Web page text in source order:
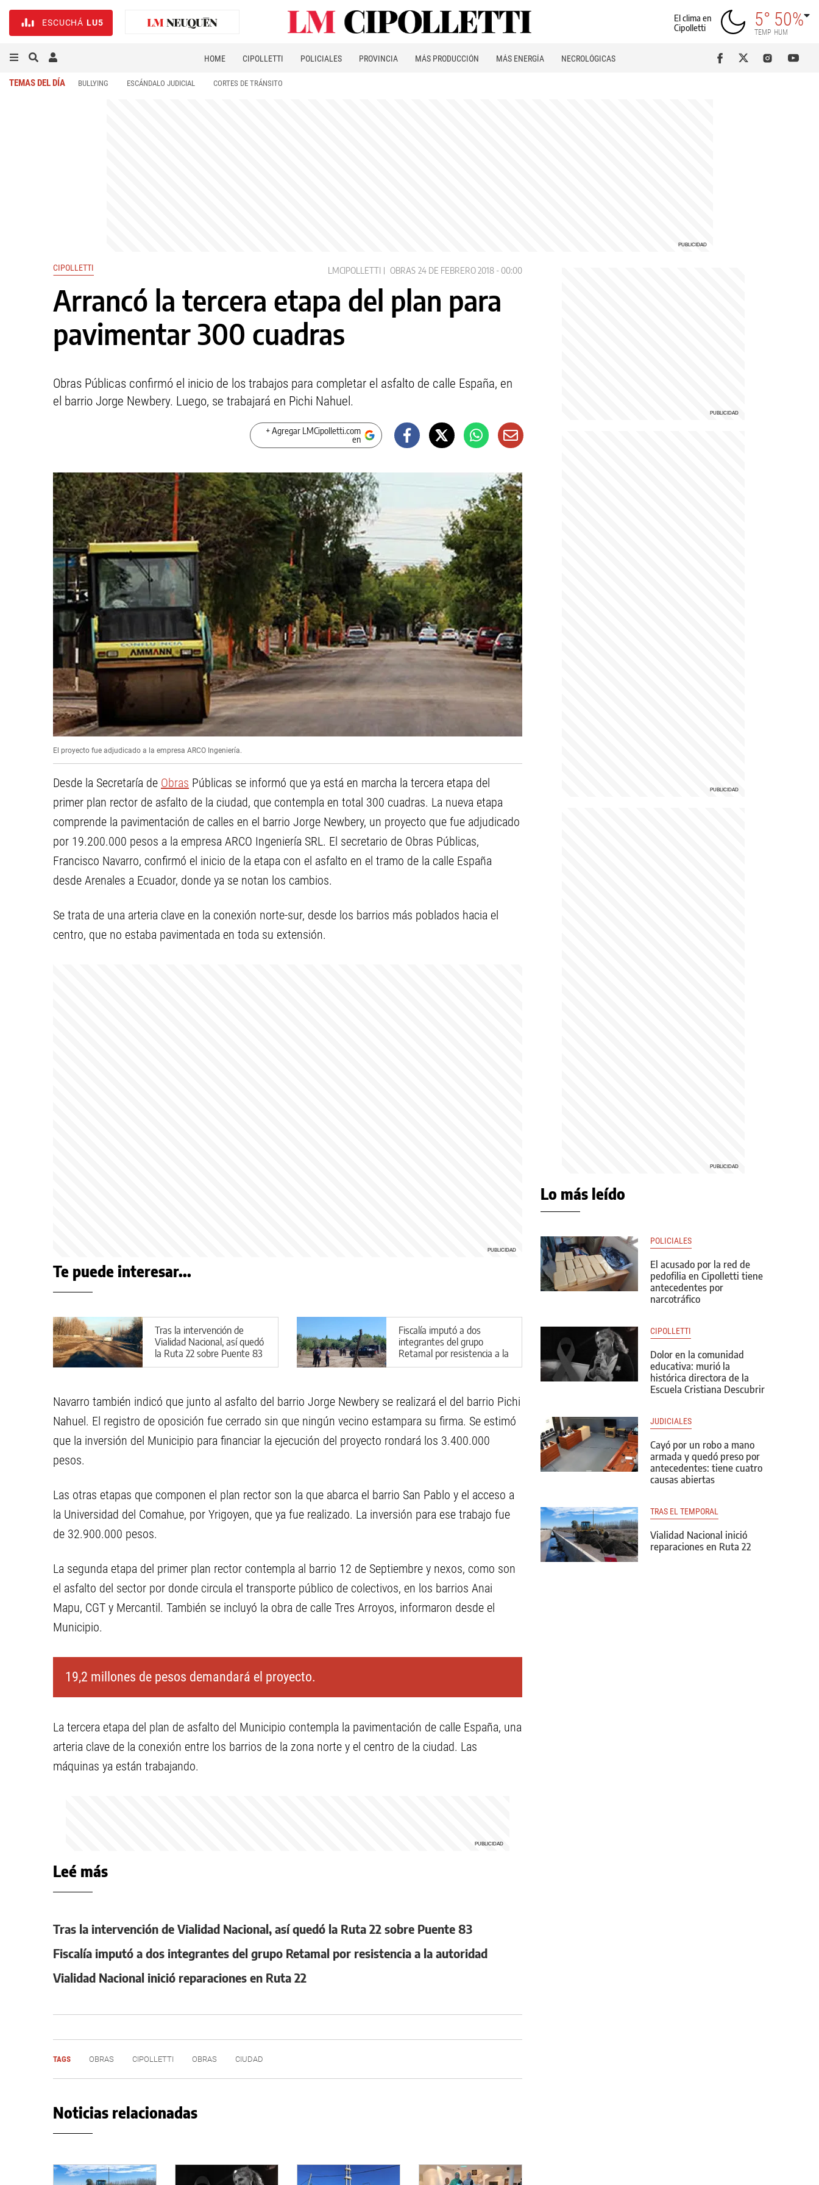
ESCUCHÁ LU5
El clima en
Cipolletti
5°
TEMP
50%
HUM
HOME CIPOLLETTI POLICIALES PROVINCIA MÁS PRODUCCIÓN MÁS ENERGÍA NECROLÓGICAS
TEMAS DEL DÍA BULLYING ESCÁNDALO JUDICIAL CORTES DE TRÁNSITO
CIPOLLETTI LMCIPOLLETTI OBRAS 24 DE FEBRERO 2018 - 00:00
Arrancó la tercera etapa del plan para
pavimentar 300 cuadras
Obras Públicas confirmó el inicio de los trabajos para completar el asfalto de calle España, en
el barrio Jorge Newbery. Luego, se trabajará en Pichi Nahuel.
+ Agregar LMCipolletti.com
en
El proyecto fue adjudicado a la empresa ARCO Ingeniería.
Desde la Secretaría de Obras Públicas se informó que ya está en marcha la tercera etapa del
primer plan rector de asfalto de la ciudad, que contempla en total 300 cuadras. La nueva etapa
comprende la pavimentación de calles en el barrio Jorge Newbery, un proyecto que fue adjudicado
por 19.200.000 pesos a la empresa ARCO Ingeniería SRL. El secretario de Obras Públicas,
Francisco Navarro, confirmó el inicio de la etapa con el asfalto en el tramo de la calle España
desde Arenales a Ecuador, donde ya se notan los cambios.
Se trata de una arteria clave en la conexión norte-sur, desde los barrios más poblados hacia el
centro, que no estaba pavimentada en toda su extensión.
Te puede interesar...
Tras la intervención de
Vialidad Nacional, así quedó
la Ruta 22 sobre Puente 83
Fiscalía imputó a dos
integrantes del grupo
Retamal por resistencia a la
autoridad
Navarro también indicó que junto al asfalto del barrio Jorge Newbery se realizará el del barrio Pichi
Nahuel. El registro de oposición fue cerrado sin que ningún vecino estampara su firma. Se estimó
que la inversión del Municipio para financiar la ejecución del proyecto rondará los 3.400.000
pesos.
Las otras etapas que componen el plan rector son la que abarca el barrio San Pablo y el acceso a
la Universidad del Comahue, por Yrigoyen, que ya fue realizado. La inversión para ese trabajo fue
de 32.900.000 pesos.
La segunda etapa del primer plan rector contempla al barrio 12 de Septiembre y nexos, como son
el asfalto del sector por donde circula el transporte público de colectivos, en los barrios Anai
Mapu, CGT y Mercantil. También se incluyó la obra de calle Tres Arroyos, informaron desde el
Municipio.
19,2 millones de pesos demandará el proyecto.
La tercera etapa del plan de asfalto del Municipio contempla la pavimentación de calle España, una
arteria clave de la conexión entre los barrios de la zona norte y el centro de la ciudad. Las
máquinas ya están trabajando.
Leé más
Tras la intervención de Vialidad Nacional, así quedó la Ruta 22 sobre Puente 83
Fiscalía imputó a dos integrantes del grupo Retamal por resistencia a la autoridad
Vialidad Nacional inició reparaciones en Ruta 22
TAGS OBRAS CIPOLLETTI OBRAS CIUDAD
Noticias relacionadas
Lo más leído
POLICIALES
El acusado por la red de
pedofilia en Cipolletti tiene
antecedentes por
narcotráfico
CIPOLLETTI
Dolor en la comunidad
educativa: murió la
histórica directora de la
Escuela Cristiana Descubrir
JUDICIALES
Cayó por un robo a mano
armada y quedó preso por
antecedentes: tiene cuatro
causas abiertas
TRAS EL TEMPORAL
Vialidad Nacional inició
reparaciones en Ruta 22